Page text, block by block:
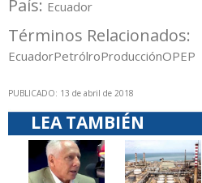
País: Ecuador
Términos Relacionados:
EcuadorPetrólroProducciónOPEP
PUBLICADO: 13 de abril de 2018
LEA TAMBIÉN